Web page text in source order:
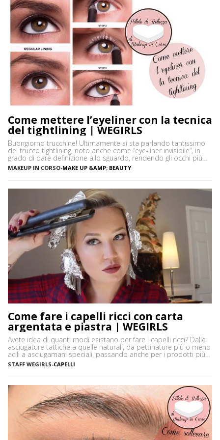
Come mettere l’eyeliner con la tecnica
del tightlining | WEGIRLS
Buongiorno trucchine! Ultimamente si sta parlando tantissimo
del trucco tightlining, noto anche come “eye-liner invisibile“, in
grado di dare definizione allo sguardo, rendendo gli occhi più
espressivi e le ciglia più folte. Ma di cosa si tratta precisamente?
Vediamo insieme cos’è tightlining e come farlo senza rischiare di
MAKEUP IN CORSO-MAKE UP &AMP; BEAUTY
Come fare i capelli ricci con carta
argentata e piastra | WEGIRLS
Avete idea di quanti modi esistano per fare i capelli ricci? Dalle
asciugature tattiche a quelle naturali, da pettinature più o meno
acili a asciugamani speciali, passando anche per i prodotti più
disparati. Avere i capelli ricci è uno must, ancor di più in estate,
quando ci vediamo più belle selvagge. Ci sono tanti modi […]
STAFF WEGIRLS-CAPELLI